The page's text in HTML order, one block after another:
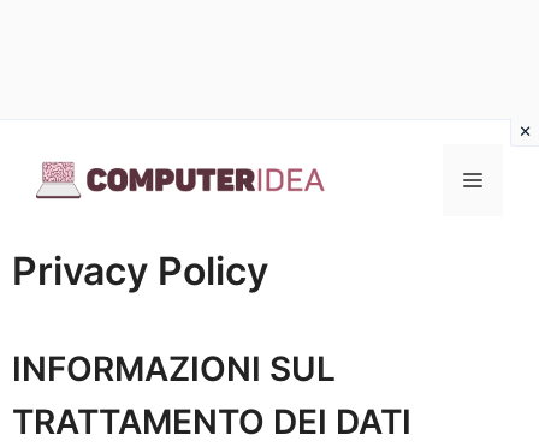
contenuto
Menu
Privacy Policy
INFORMAZIONI SUL
TRATTAMENTO DEI DATI